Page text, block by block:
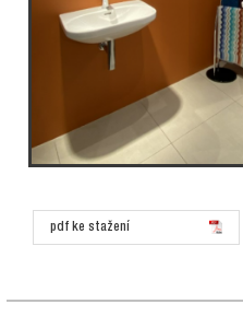
pdf ke stažení